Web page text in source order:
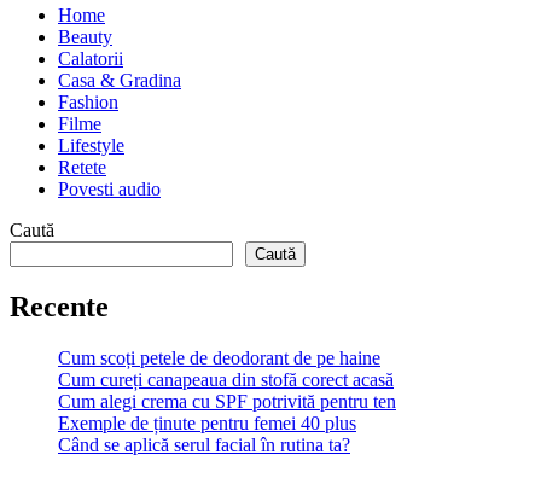
Home
Beauty
Calatorii
Casa & Gradina
Fashion
Filme
Lifestyle
Retete
Povesti audio
Caută
Caută
Recente
Cum scoți petele de deodorant de pe haine
Cum cureți canapeaua din stofă corect acasă
Cum alegi crema cu SPF potrivită pentru ten
Exemple de ținute pentru femei 40 plus
Când se aplică serul facial în rutina ta?